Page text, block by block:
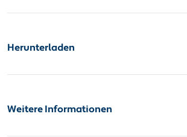
Herunterladen
Sicherheitsdatenblatt
Weitere Informationen